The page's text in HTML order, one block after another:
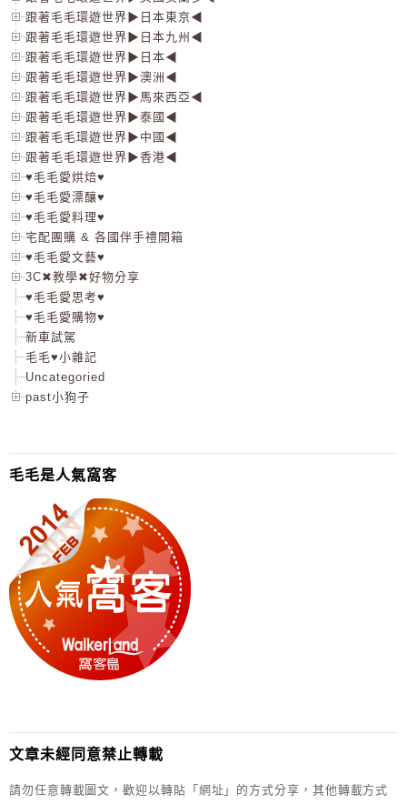
跟著毛毛環遊世界▶日本東京◀
跟著毛毛環遊世界▶日本九州◀
跟著毛毛環遊世界▶日本◀
跟著毛毛環遊世界▶澳洲◀
跟著毛毛環遊世界▶馬來西亞◀
跟著毛毛環遊世界▶泰國◀
跟著毛毛環遊世界▶中國◀
跟著毛毛環遊世界▶香港◀
♥毛毛愛烘焙♥
♥毛毛愛漂釀♥
♥毛毛愛料理♥
宅配團購 & 各國伴手禮開箱
♥毛毛愛文藝♥
3C✖教學✖好物分享
♥毛毛愛思考♥
♥毛毛愛購物♥
新車試駕
毛毛♥小雜記
Uncategoried
past小狗子
毛毛是人氣窩客
文章未經同意禁止轉載
請勿任意轉載圖文，歡迎以轉貼「網址」的方式分享，其他轉載方式